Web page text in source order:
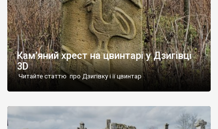
Кам’яний хрест на цвинтарі у Дзигівці
3D
Читайте статтю про Дзигівку і її цвинтар